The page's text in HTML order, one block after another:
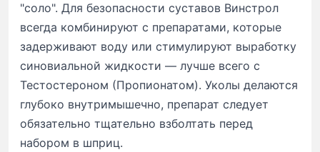
"соло". Для безопасности суставов Винстрол
всегда комбинируют с препаратами, которые
задерживают воду или стимулируют выработку
синовиальной жидкости — лучше всего с
Тестостероном (Пропионатом). Уколы делаются
глубоко внутримышечно, препарат следует
обязательно тщательно взболтать перед
набором в шприц.